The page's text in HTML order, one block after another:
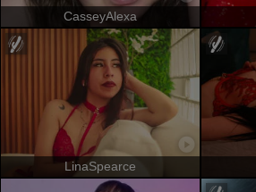
CasseyAlexa
LinaSpearce